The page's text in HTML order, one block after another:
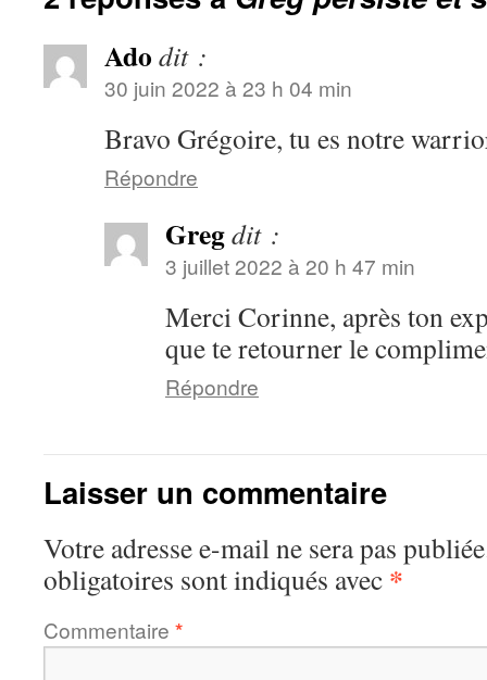
Ado dit :
30 juin 2022 à 23 h 04 min
Bravo Grégoire, tu es notre
Répondre
Gregdit :
3 juillet 2022 à 20 h 47 min
Merci Corinne, après ton
que te retourner le
Répondre
Laisser un commentaire
Votre adresse e-mail ne sera pas
obligatoires sont indiqués avec *
Commentaire *